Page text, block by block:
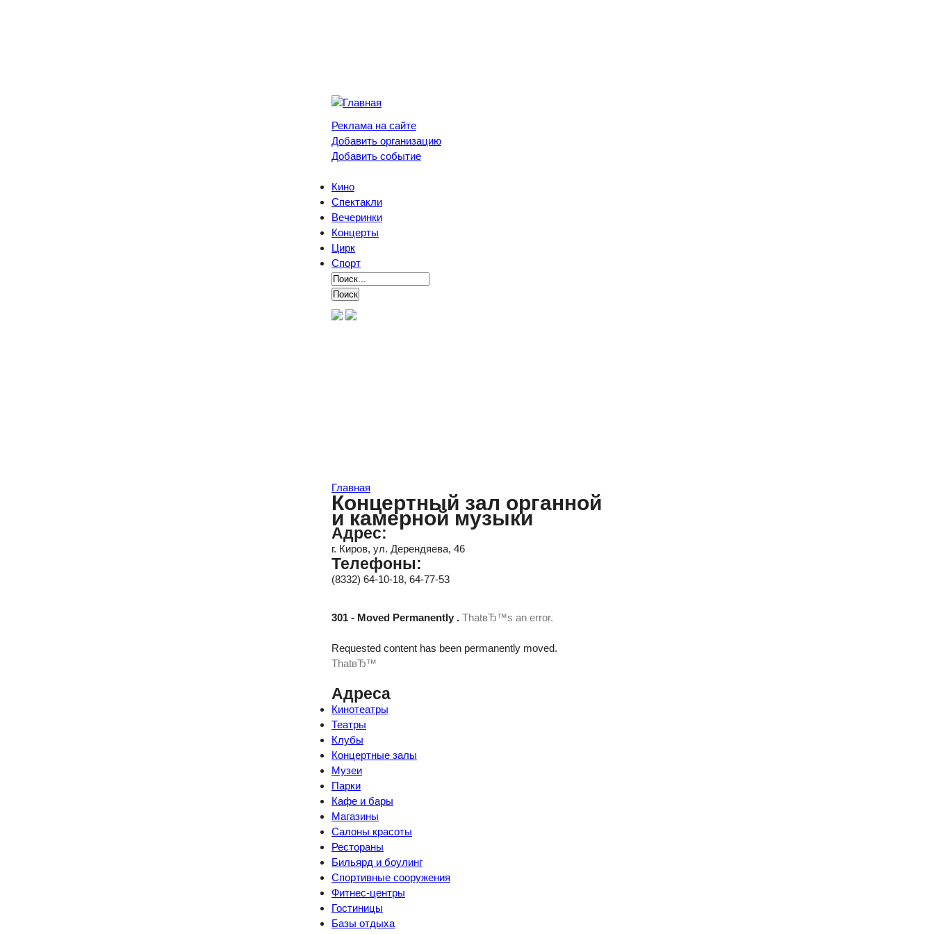
Реклама на сайте
Добавить организацию
Добавить событие
Кино
Спектакли
Вечеринки
Концерты
Цирк
Спорт
Главная
Концертный зал органной
и камерной музыки
Адрес:
г. Киров, ул. Дерендяева, 46
Телефоны:
(8332) 64-10-18, 64-77-53
301 - Moved Permanently . ThatвЂ™s an error.
Requested content has been permanently moved.
ThatвЂ™
Адреса
Кинотеатры
Театры
Клубы
Концертные залы
Музеи
Парки
Кафе и бары
Магазины
Салоны красоты
Рестораны
Бильярд и боулинг
Спортивные сооружения
Фитнес-центры
Гостиницы
Базы отдыха